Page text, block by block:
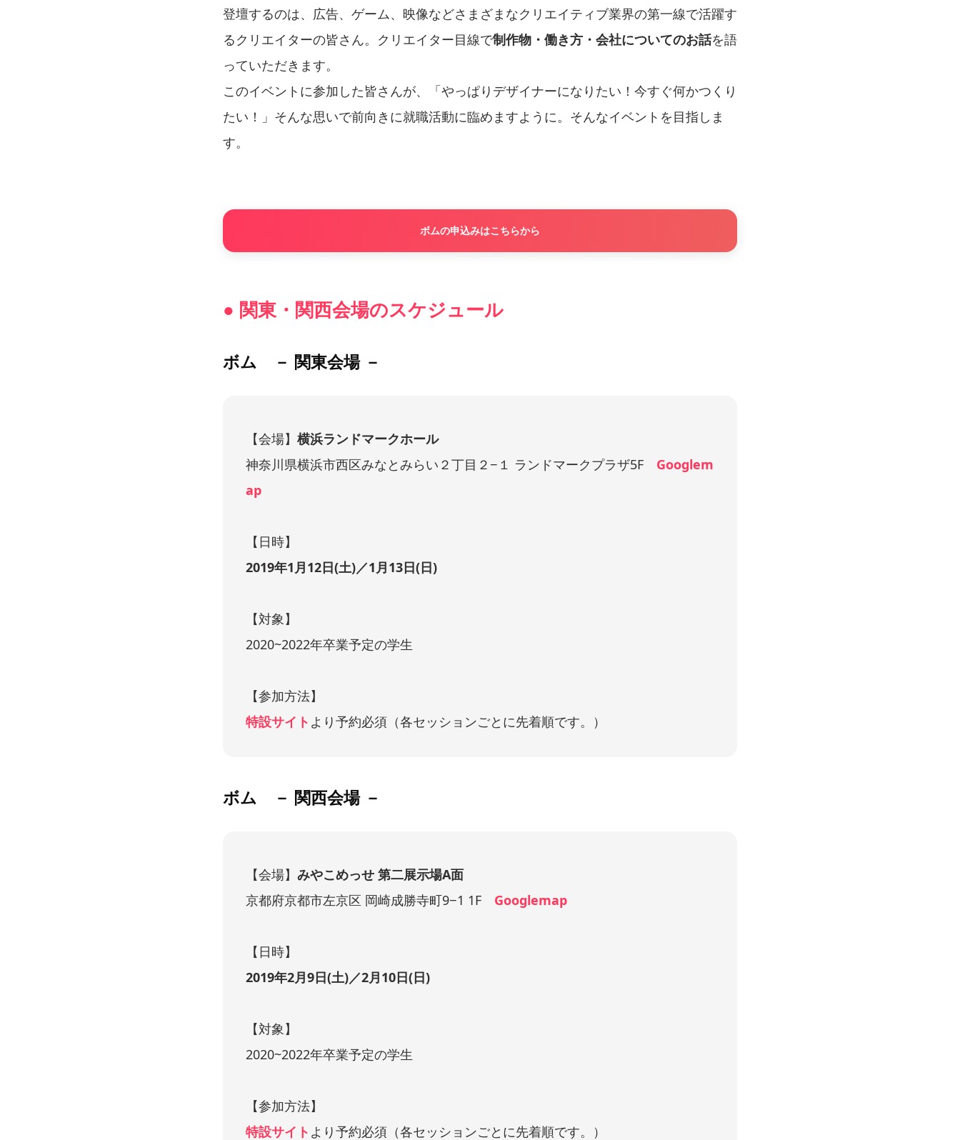
登壇するのは、広告、ゲーム、映像などさまざまなクリエイティブ業界の第一線で活躍す
るクリエイターの皆さん。クリエイター目線で制作物・働き方・会社についてのお話を語
っていただきます。
このイベントに参加した皆さんが、「やっぱりデザイナーになりたい！今すぐ何かつくり
たい！」そんな思いで前向きに就職活動に臨めますように。そんなイベントを目指しま
す。
ボムの申込みはこちらから
● 関東・関西会場のスケジュール
ボム － 関東会場 －
【会場】 横浜ランドマークホール
神奈川県横浜市西区みなとみらい２丁目２−１ ランドマークプラザ5F Googlem
ap
【日時】
2019年1月12日(土)／1月13日(日)
【対象】
2020~2022年卒業予定の学生
【参加方法】
特設サイト より予約必須（各セッションごとに先着順です。）
ボム － 関西会場 －
【会場】 みやこめっせ 第二展示場A面
京都府京都市左京区 岡崎成勝寺町9−1 1F Googlemap
【日時】
2019年2月9日(土)／2月10日(日)
【対象】
2020~2022年卒業予定の学生
【参加方法】
特設サイト より予約必須（各セッションごとに先着順です。）